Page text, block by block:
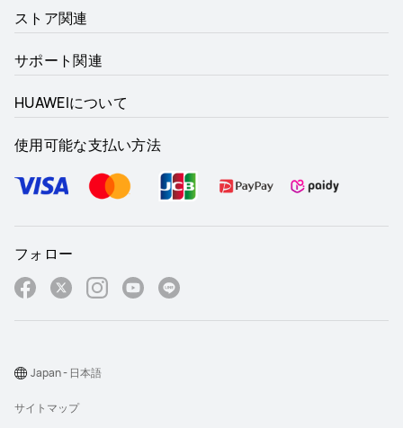
ストア関連
サポート関連
HUAWEIについて
使用可能な支払い方法
フォロー
サイトマップ
Japan - 日本語